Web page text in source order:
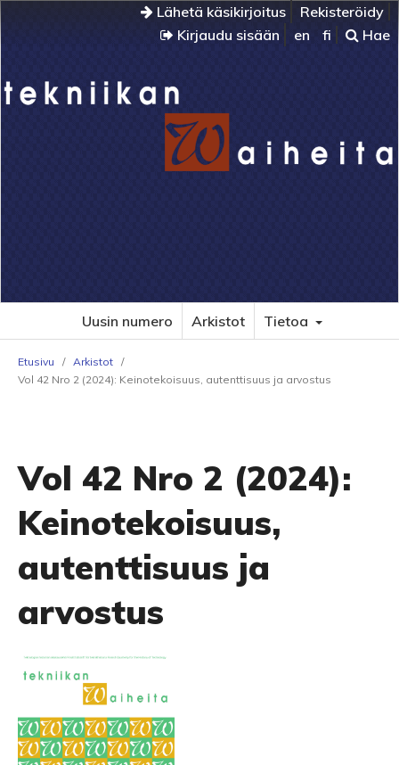
Lähetä käsikirjoitus
Rekisteröidy
Kirjaudu sisään
en fi Hae
Uusin numero Arkistot Tietoa
Etusivu / Arkistot /
Vol 42 Nro 2 (2024): Keinotekoisuus, autenttisuus ja arvostus
Vol 42 Nro 2 (2024):
Keinotekoisuus,
autenttisuus ja
arvostus